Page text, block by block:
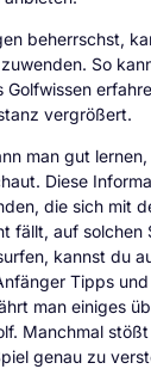
beherrschst,
So
vergrößert.
man gut
Diese
die sich mit
fällt, auf solchen
kannst du
Tipps
man einiges
Manchmal
genau zu